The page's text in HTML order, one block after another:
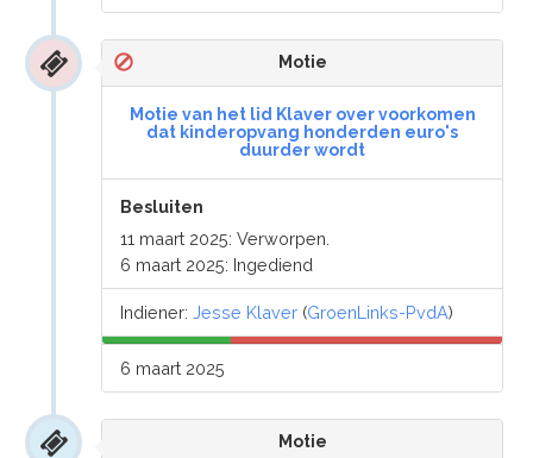
Motie
Motie van het lid Klaver over voorkomen
dat kinderopvang honderden euro's
duurder wordt
Besluiten
11 maart 2025: Verworpen.
6 maart 2025: Ingediend
Indiener:Jesse Klaver (GroenLinks-PvdA)
6 maart 2025
Motie